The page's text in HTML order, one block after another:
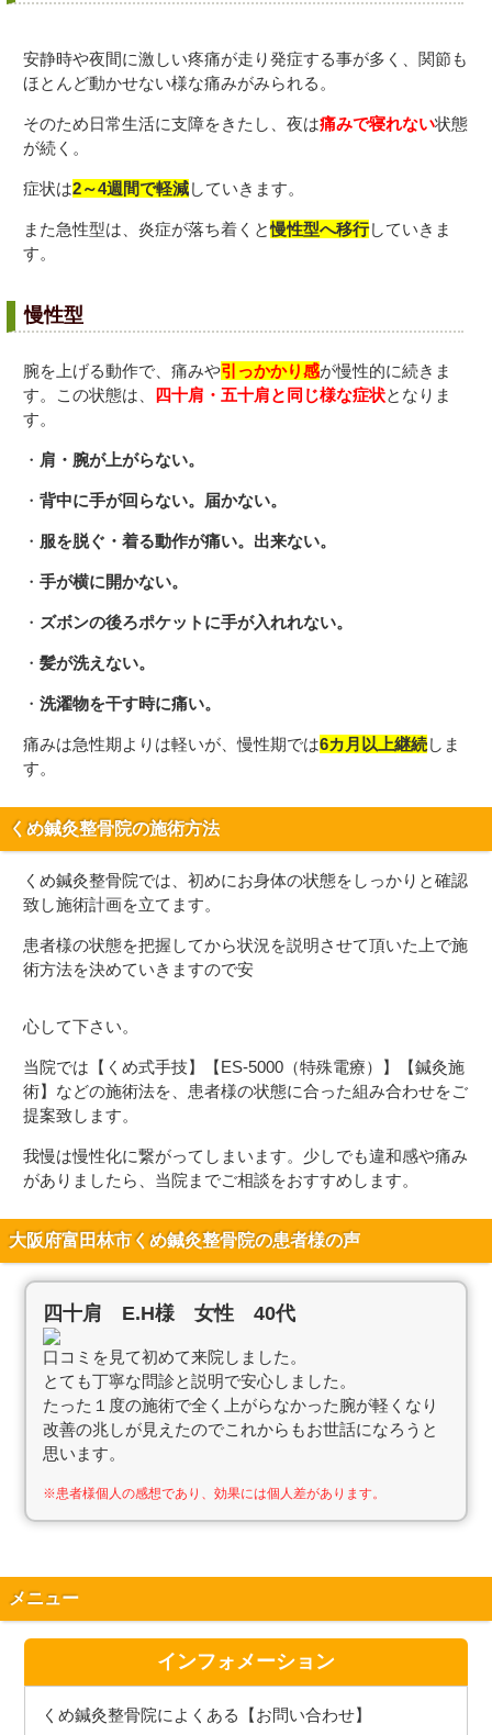
安静時や夜間に激しい疼痛が走り発症する事が多く、関節も
ほとんど動かせない様な痛みがみられる。
そのため日常生活に支障をきたし、夜は痛みで寝れない状態
が続く。
症状は2～4週間で軽減していきます。
また急性型は、炎症が落ち着くと慢性型へ移行していきま
す。
慢性型
腕を上げる動作で、痛みや引っかかり感が慢性的に続きま
す。この状態は、
四十肩・五十肩と同じ様な症状となりま
す。
・ 肩・腕が上がらない。
・ 背中に手が回らない。届かない。
・ 服を脱ぐ・着る動作が痛い。出来ない。
・ 手が横に開かない。
・ ズボンの後ろポケットに手が入れれない。
・ 髪が洗えない。
・ 洗濯物を干す時に痛い。
痛みは急性期よりは軽いが、慢性期では6カ月以上継続しま
す。
くめ鍼灸整骨院の施術方法
くめ鍼灸整骨院では、初めにお身体の状態をしっかりと確認
致し施術計画を立てます。
患者様の状態を把握してから状況を説明させて頂いた上で施
術方法を決めていきますので安
心して下さい。
当院では【くめ式手技】【ES-5000（特殊電療）】【鍼灸施
術】などの施術法を、患者様の状態に合った組み合わせをご
提案致します。
我慢は慢性化に繋がってしまいます。少しでも違和感や痛み
がありましたら、当院までご相談をおすすめします。
大阪府富田林市くめ鍼灸整骨院の患者様の声
四十肩 E.H様 女性 40代
口コミを見て初めて来院しました。
とても丁寧な問診と説明で安心しました。
たった１度の施術で全く上がらなかった腕が軽くなり
改善の兆しが見えたのでこれからもお世話になろうと
思います。
※患者様個人の感想であり、効果には個人差があります。
メニュー
インフォメーション
くめ鍼灸整骨院によくある【お問い合わせ】